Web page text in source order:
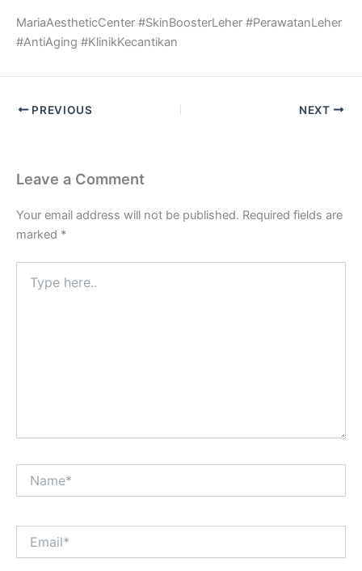
MariaAestheticCenter #SkinBoosterLeher #PerawatanLeher
#AntiAging #KlinikKecantikan
PREVIOUS NEXT
Leave a Comment
Your email address will not be published. Required fields are
marked *
here..